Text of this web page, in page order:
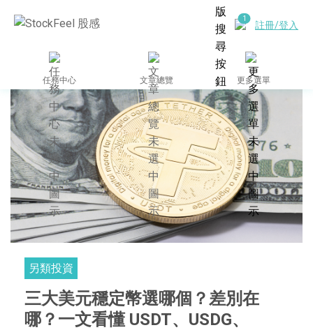
註冊/登入
任務中心 文章總覽 更多選單
另類投資
三大美元穩定幣選哪個？差別在
哪？一文看懂 USDT、USDG、